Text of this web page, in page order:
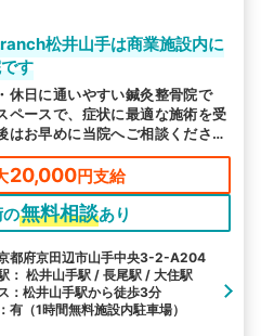
松井山手は商業施設内に
す
休日に通いやすい鍼灸整骨院で
ペースで、症状に最適な施術を受
はお早めに当院へご相談くださ
20,000円支給
無料相談あり
都府京田辺市山手中央3-2-A204
： 松井山手駅 / 長尾駅 / 大住駅
：松井山手駅から徒歩3分
有（1時間無料施設内駐車場）